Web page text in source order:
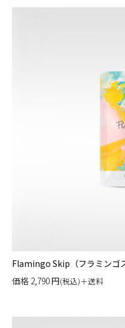
Flamingo Skip（フラミンゴ
価格 2,790円(税込)＋送料